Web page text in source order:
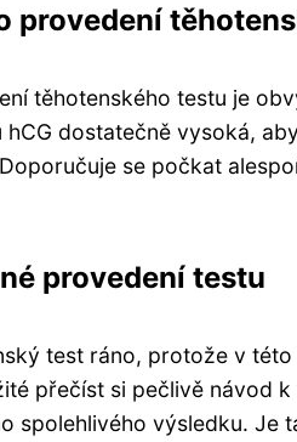
provedení
těhotenského testu je
hCG dostatečně vysoká,
se počkat
provedení testu
test ráno, protože v
přečíst si pečlivě návod
spolehlivého výsledku.